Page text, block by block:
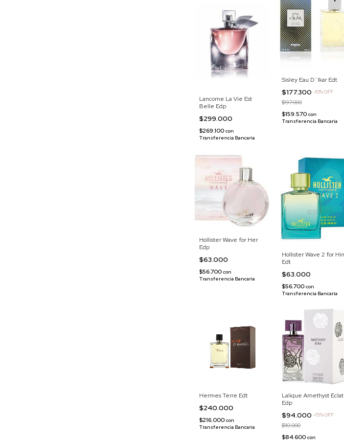
Lancome La Vie Est
Belle Edp
$299.000
$269.100 con
Transferencia Bancaria
Sisley Eau D´Ikar Edt
$177.300 -10%OFF
$197.000
$159.570 con
Transferencia Bancaria
Hollister Wave for Her
Edp
$63.000
$56.700 con
Transferencia Bancaria
Hollister Wave 2 for
Edt
$63.000
$56.700 con
Transferencia Bancaria
Hermes Terre Edt
$240.000
$216.000 con
Transferencia Bancaria
Lalique Amethyst Eclat
Edp
$94.000 -15%OFF
$110.000
$84.600 con